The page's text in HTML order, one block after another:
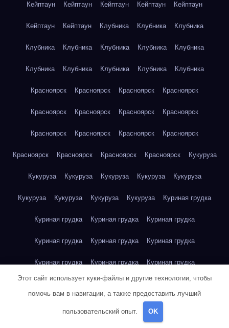
Кейптаун Кейптаун Кейптаун Кейптаун Кейптаун
Кейптаун Кейптаун Клубника Клубника Клубника
Клубника Клубника Клубника Клубника Клубника
Клубника Клубника Клубника Клубника Клубника
Красноярск Красноярск Красноярск Красноярск
Красноярск Красноярск Красноярск Красноярск
Красноярск Красноярск Красноярск Красноярск
Красноярск Красноярск Красноярск Красноярск Кукуруза
Кукуруза Кукуруза Кукуруза Кукуруза Кукуруза
Кукуруза Кукуруза Кукуруза Кукуруза Куриная грудка
Куриная грудка Куриная грудка Куриная грудка
Куриная грудка Куриная грудка Куриная грудка
Куриная грудка Куриная грудка Куриная грудка
Куриное яйцо Куриное яйцо Куриное яйцо
Куриное яйцо
Этот сайт использует куки-файлы и другие технологии, чтобы
помочь вам в навигации, а также предоставить лучший
пользовательский опыт. OK